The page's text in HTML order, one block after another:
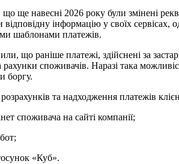
ще навесні 2026 року були змінені
інформацію у своїх
шаблонами платежів.
що раніше платежі, здійснені за
споживачів. Наразі така
боргу.
та надходження платежів
споживача на сайті компанії;
«Куб».